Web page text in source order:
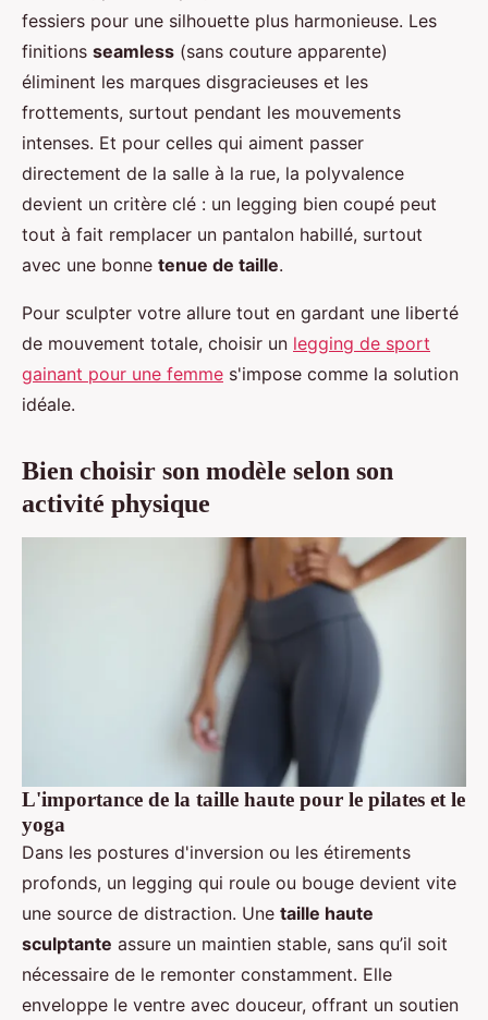
fessiers pour une silhouette plus harmonieuse. Les
finitions seamless (sans couture apparente)
éliminent les marques disgracieuses et les
frottements, surtout pendant les mouvements
intenses. Et pour celles qui aiment passer
directement de la salle à la rue, la polyvalence
devient un critère clé : un legging bien coupé peut
tout à fait remplacer un pantalon habillé, surtout
avec une bonne tenue de taille.
Pour sculpter votre allure tout en gardant une liberté
de mouvement totale, choisir un legging de sport
gainant pour une femme s'impose comme la solution
idéale.
Bien choisir son modèle selon son
activité physique
L'importance de la taille haute pour le pilates et le
yoga
Dans les postures d'inversion ou les étirements
profonds, un legging qui roule ou bouge devient vite
une source de distraction. Une taille haute
sculptante assure un maintien stable, sans qu’il soit
nécessaire de le remonter constamment. Elle
enveloppe le ventre avec douceur, offrant un soutien